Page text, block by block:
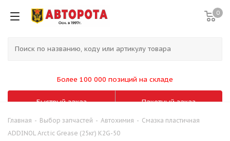
0
Более 100 000 позиций на складе
Быстрый заказ Пакетный заказ
Главная - Выбор запчастей - Автохимия - Смазка пластичная
ADDINOL Arctic Grease (25кг) K2G-50